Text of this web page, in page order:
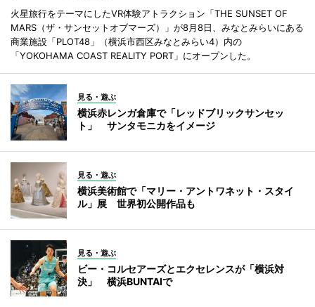
火星旅行をテーマにしたVR体験アトラクション「THE SUNSET OF
MARS（ザ・サンセットオブマーズ）」が8月8日、みなとみらいにある
商業施設「PLOT48」（横浜市西区みなとみらい4）内の
「YOKOHAMA COAST REALITY PORT」にオープンした。
見る・遊ぶ
横浜赤レンガ倉庫で「レッドブリックサンセッ
ト」 サンタモニカをイメージ
見る・遊ぶ
横浜美術館で「マリー・アントワネット・スタイ
ル」展 世界初公開作品も
見る・遊ぶ
ビー・コルセアーズとエクセレンスが「横浜対
決」 横浜BUNTAIで